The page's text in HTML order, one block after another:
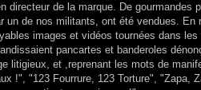
directeur de la marque. De
un de nos militants, ont été vendues.
images et vidéos tournées dans les
pancartes et banderoles
litigieux, et ,reprenant les mots de
!", "123 Fourrure, 123 Torture", "Zapa,